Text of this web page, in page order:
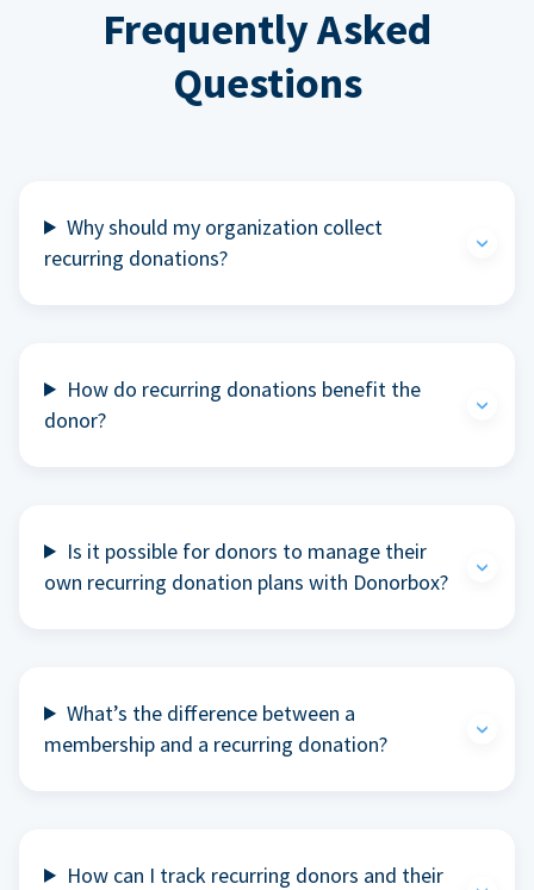
Frequently Asked
Questions
Why should my organization collect
recurring donations?
How do recurring donations benefit the
donor?
Is it possible for donors to manage their
own recurring donation plans with Donorbox?
What’s the difference between a
membership and a recurring donation?
How can I track recurring donors and their